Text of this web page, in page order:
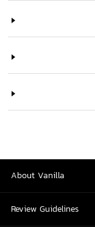
About Vanilla
Review Guidelines